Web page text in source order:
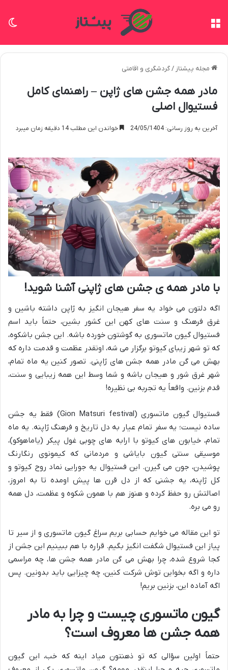
مجله پیشتاز /گردشگری و اقامتی
مادر همه جشن های ژاپن – راهنمای کامل
فستیوال اصلی
آخرین به روز رسانی: 24/05/1404 خواندن این مطلب 14 دقیقه زمان میبرد
با مادر همه ی جشن های ژاپنی آشنا شوید!
اگه دلتون می خواد یه سفر هیجان انگیز به ژاپن داشته باشین و
غرق فرهنگ و سنت های کهن این کشور بشین، حتماً باید اسم
فستیوال گیون ماتسوری به گوشتون خورده باشه. این جشن باشکوه،
که تو شهر زیبای کیوتو برگزار می شه، اونقدر عظمت و قدمت داره که
بهش می گن مادر همه جشن های ژاپنی. تصور کنین یه ماه تمام،
شهر غرق شور و هیجان باشه و شما وسط این همه زیبایی و سنت،
قدم بزنین. واقعاً یه تجربه بی نظیره!
فستیوال گیون ماتسوری (Gion Matsuri festival) فقط یه جشن
ساده نیست؛ یه سفر تمام عیار به دل تاریخ و فرهنگ ژاپنه. یه ماه
تمام، خیابون های کیوتو با ارابه های چوبی غول پیکر (یاماهوکو)،
موسیقی سنتی گیون بایاشی و مردمانی که کیمونوی رنگارنگ
پوشیدن، جون می گیرن. این فستیوال یه جورایی نماد روح کیوتو و
کل ژاپنه، یه جشنی که از دل قرن ها پیش اومده تا به امروز،
اصالتش رو حفظ کرده و هنوز هم با همون شکوه و عظمت، دل همه
رو می بره.
تو این مقاله می خوایم حسابی بریم سراغ گیون ماتسوری و از سیر تا
پیاز این فستیوال شگفت انگیز بگیم. قراره با هم ببینیم این جشن از
کجا شروع شده، چرا بهش می گن مادر همه جشن ها، چه مراسمی
داره و اگه بخواین توش شرکت کنین، چه چیزایی باید بدونین. پس
اگه آماده این، بزنین بریم!
گیون ماتسوری چیست و چرا به مادر
همه جشن ها معروف است؟
حتماً اولین سؤالی که تو ذهنتون میاد اینه که خب، این گیون